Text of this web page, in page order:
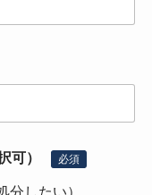
可） 必須
分したい）